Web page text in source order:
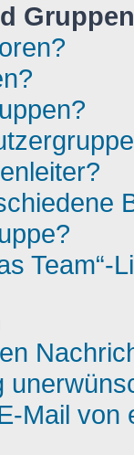
Gruppen
Team“-
Mail